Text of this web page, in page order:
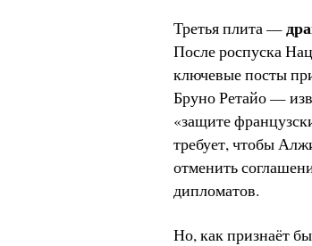
Третья плита —
После роспуска
ключевые посты
Бруно Ретайо —
«защите
требует, чтобы
отменить
дипломатов.
Но, как признаёт